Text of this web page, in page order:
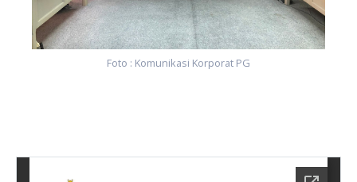
Foto : Komunikasi Korporat PG